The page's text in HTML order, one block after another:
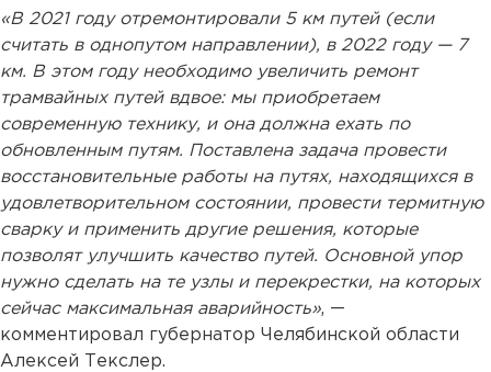
«В 2021 году отремонтировали 5 км путей (если
считать в однопутом направлении), в 2022 году — 7
км. В этом году необходимо увеличить ремонт
трамвайных путей вдвое: мы приобретаем
современную технику, и она должна ехать по
обновленным путям. Поставлена задача провести
восстановительные работы на путях, находящихся в
удовлетворительном состоянии, провести термитную
сварку и применить другие решения, которые
позволят улучшить качество путей. Основной упор
нужно сделать на те узлы и перекрестки, на которых
сейчас максимальная аварийность», —
комментировал губернатор Челябинской области
Алексей Текслер.